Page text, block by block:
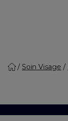
Soin Visage